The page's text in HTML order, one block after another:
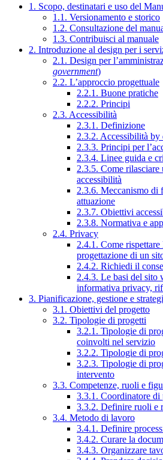
1. Scopo, destinatari e uso del
1.1. Versionamento e storico
1.2. Consultazione del
1.3. Contribuisci al manuale
2. Introduzione al design per i
2.1. Design per
government)
2.2. L’approccio progettuale
2.2.1. Buone pratiche
2.2.2. Principi
2.3. Accessibilità
2.3.1. Definizione
2.3.2. Accessibilità by
2.3.3. Principi per
2.3.4. Linee guida e
2.3.5. Come
accessibilità
2.3.6. Meccanismo di
attuazione
2.3.7. Obiettivi
2.3.8. Normativa e
2.4. Privacy
2.4.1. Come
progettazione di un
2.4.2. Richiedi il
2.4.3. Le basi del sito
informativa privacy,
3. Pianificazione, gestione e
3.1. Obiettivi del progetto
3.2. Tipologie di progetti
3.2.1. Tipologie di
coinvolti nel servizio
3.2.2. Tipologie di
3.2.3. Tipologie di
intervento
3.3. Competenze, ruoli e
3.3.1. Coordinatore di
3.3.2. Definire ruoli e
3.4. Metodo di lavoro
3.4.1. Definire
3.4.2. Curare la
3.4.3. Organizzare